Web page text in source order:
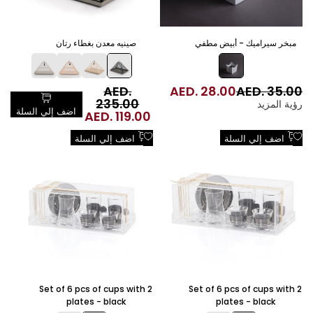
مبخر سيراميك - أبيض مطفي
السعر
العادي
AED. 35.00سعر
AED. 28.00
صينيه معدن بغطاء رتان
السعر
العادي
AED.
235.00
سعر
البيع
AED. 119.00 اضف إلي السلة
اضف إلي السلةاضف
الرغبات
Set of 6 pcs of cups with 2
plates - black
اضف إلي السلةاضف
Set of 6 pcs of cups with 2
plates - black
رؤية المزيد